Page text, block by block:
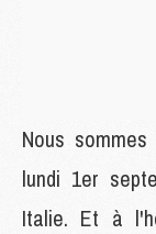
Nous
lundi 1er
Italie. Et à